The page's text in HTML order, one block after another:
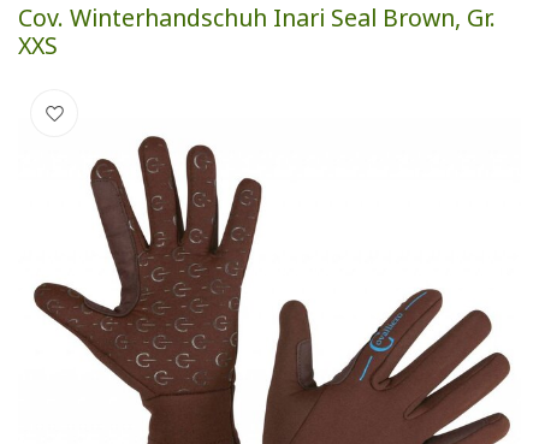
Cov. Winterhandschuh Inari Seal Brown, Gr.
XXS